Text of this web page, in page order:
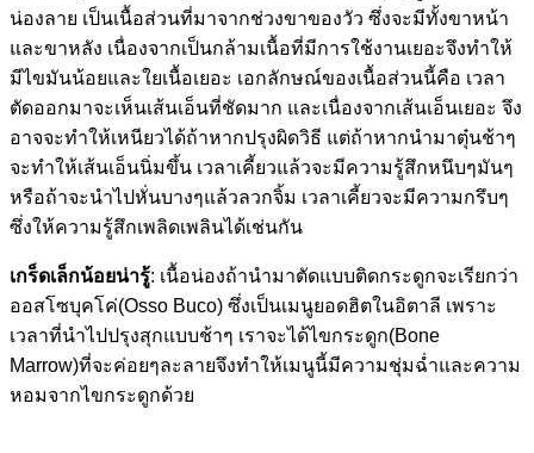
น่องลาย เป็นเนื้อส่วนที่มาจากช่วงขาของวัว ซึ่งจะมีทั้งขาหน้า
และขาหลัง เนื่องจากเป็นกล้ามเนื้อที่มีการใช้งานเยอะจึงทำให้
มีไขมันน้อยและใยเนื้อเยอะ เอกลักษณ์ของเนื้อส่วนนี้คือ เวลา
ตัดออกมาจะเห็นเส้นเอ็นที่ชัดมาก และเนื่องจากเส้นเอ็นเยอะ จึง
อาจจะทำให้เหนียวได้ถ้าหากปรุงผิดวิธี แต่ถ้าหากนำมาตุ๋นช้าๆ
จะทำให้เส้นเอ็นนิ่มขึ้น เวลาเคี้ยวแล้วจะมีความรู้สึกหนึบๆมันๆ
หรือถ้าจะนำไปหั่นบางๆแล้วลวกจิ้ม เวลาเคี้ยวจะมีความกรึบๆ
ซึ่งให้ความรู้สึกเพลิดเพลินได้เช่นกัน
เกร็ดเล็กน้อยน่ารู้: เนื้อน่องถ้านำมาตัดแบบติดกระดูกจะเรียกว่า
ออสโซบุคโค่(Osso Buco) ซึ่งเป็นเมนูยอดฮิตในอิตาลี เพราะ
เวลาที่นำไปปรุงสุกแบบช้าๆ เราจะได้ไขกระดูก(Bone
Marrow)ที่จะค่อยๆละลายจึงทำให้เมนูนี้มีความชุ่มฉ่ำและความ
หอมจากไขกระดูกด้วย